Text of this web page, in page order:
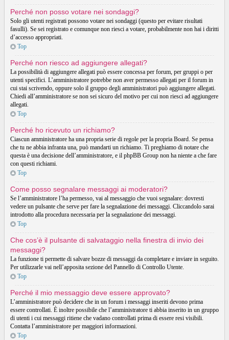
Perché non posso votare nei sondaggi?
Solo gli utenti registrati possono votare nei sondaggi (questo per evitare risultati
fasulli). Se sei registrato e comunque non riesci a votare, probabilmente non hai i diritti
d’accesso appropriati.
Top
Perché non riesco ad aggiungere allegati?
La possibilità di aggiungere allegati può essere concessa per forum, per gruppi o per
utenti specifici. L’amministratore potrebbe non aver permesso allegati per il forum in
cui stai scrivendo, oppure solo il gruppo degli amministratori può aggiungere allegati.
Chiedi all’amministratore se non sei sicuro del motivo per cui non riesci ad aggiungere
allegati.
Top
Perché ho ricevuto un richiamo?
Ciascun amministratore ha una propria serie di regole per la propria Board. Se pensa
che tu ne abbia infranta una, può mandarti un richiamo. Ti preghiamo di notare che
questa è una decisione dell’amministratore, e il phpBB Group non ha niente a che fare
con questi richiami.
Top
Come posso segnalare messaggi ai moderatori?
Se l’amministratore l’ha permesso, vai al messaggio che vuoi segnalare: dovresti
vedere un pulsante che serve per fare la segnalazione dei messaggi. Cliccandolo sarai
introdotto alla procedura necessaria per la segnalazione dei messaggi.
Top
Che cos’è il pulsante di salvataggio nella finestra di invio dei
messaggi?
La funzione ti permette di salvare bozze di messaggi da completare e inviare in seguito.
Per utilizzarle vai nell’apposita sezione del Pannello di Controllo Utente.
Top
Perché il mio messaggio deve essere approvato?
L’amministratore può decidere che in un forum i messaggi inseriti devono prima
essere controllati. È inoltre possibile che l’amministratore ti abbia inserito in un gruppo
di utenti i cui messaggi ritiene che vadano controllati prima di essere resi visibili.
Contatta l’amministratore per maggiori informazioni.
Top